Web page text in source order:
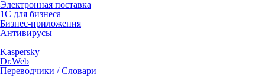
Электронная поставка
1С для бизнеса
Бизнес-приложения
Антивирусы
Kaspersky
Dr.Web
Переводчики / Словари